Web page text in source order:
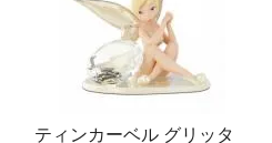
ティンカーベル グリッタ